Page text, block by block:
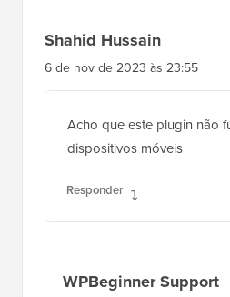
17 de nov de 2023 às 09:35
plugin útil!
Shahid Hussain